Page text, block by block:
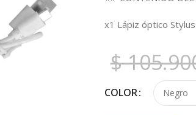
x1 Lápiz óptico Stylus
$
COLOR